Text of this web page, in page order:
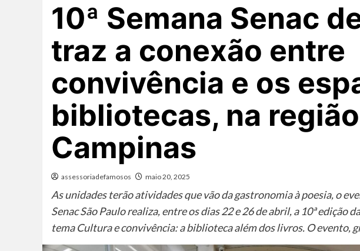
10ª Semana Senac
traz a conexão entre
convivência e os
bibliotecas, na
Campinas
assessoriadefamosos maio 20, 2025
As unidades terão atividades que vão da gastronomia à poesia, o
Senac São Paulo realiza, entre os dias 22 e 26 de abril, a 10ª edição
tema Cultura e convivência: a biblioteca além dos livros. O evento,